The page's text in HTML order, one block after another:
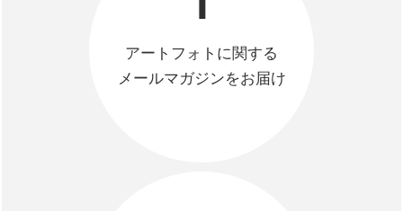
アートフォトに関する
メールマガジンをお届け